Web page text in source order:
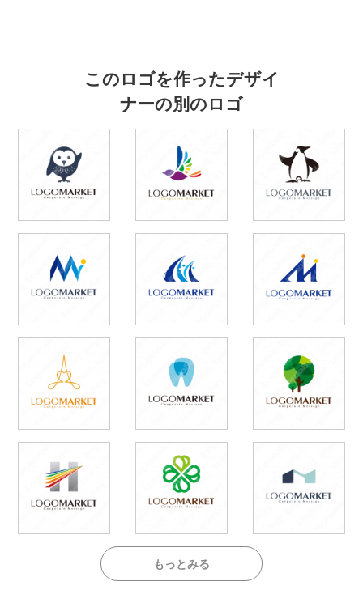
このロゴを作ったデザイ
ナーの別のロゴ
もっとみる